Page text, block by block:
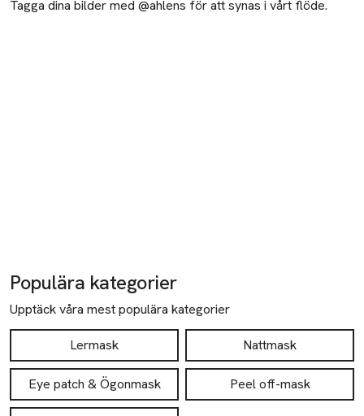
Tagga dina bilder med @ahlens för att synas i vårt flöde.
Populära kategorier
Upptäck våra mest populära kategorier
Lermask Nattmask
Eye patch & Ögonmask Peel off-mask